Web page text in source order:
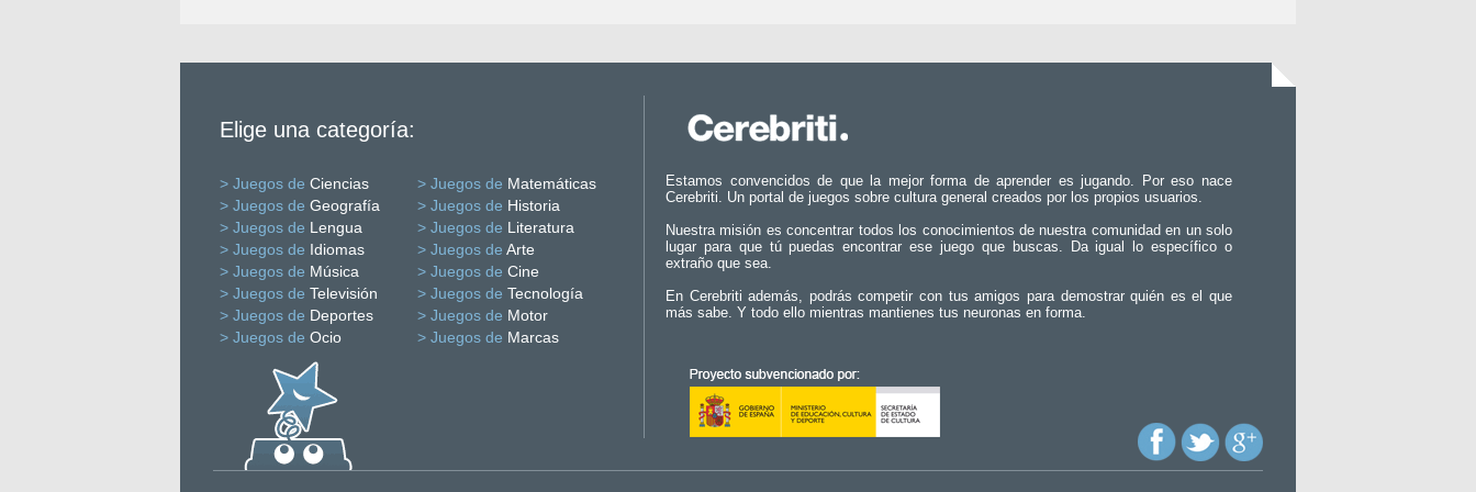
Elige una categoría:
> Juegos de Ciencias > Juegos de Matemáticas
> Juegos de Geografía > Juegos de Historia
> Juegos de Lengua > Juegos de Literatura
> Juegos de Idiomas > Juegos de Arte
> Juegos de Música > Juegos de Cine
> Juegos de Televisión > Juegos de Tecnología
> Juegos de Deportes > Juegos de Motor
> Juegos de Ocio > Juegos de Marcas
Estamos convencidos de que la mejor forma de aprender es jugando. Por eso nace
Cerebriti. Un portal de juegos sobre cultura general creados por los propios usuarios.
Nuestra misión es concentrar todos los conocimientos de nuestra comunidad en un solo
lugar para que tú puedas encontrar ese juego que buscas. Da igual lo específico o
extraño que sea.
En Cerebriti además, podrás competir con tus amigos para demostrar quién es el que
más sabe. Y todo ello mientras mantienes tus neuronas en forma.